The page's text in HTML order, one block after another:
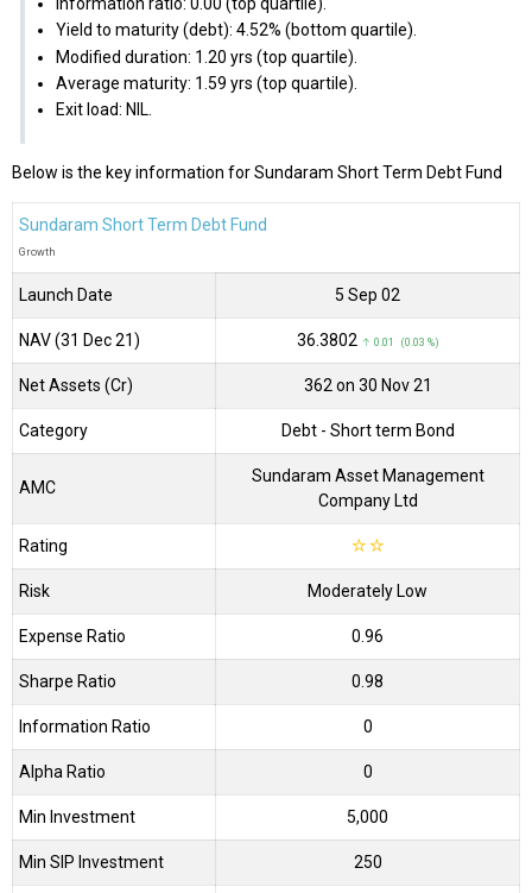
Yield to maturity (debt): 4.52% (bottom quartile).
Modified duration: 1.20 yrs (top quartile).
Average maturity: 1.59 yrs (top quartile).
Exit load: NIL.
Below is the key information for Sundaram Short Term Debt Fund
Sundaram Short Term Debt Fund
Growth
Launch Date 5 Sep 02
NAV (31 Dec 21) ₹36.3802 ↑ 0.01 (0.03 %)
Net Assets (Cr) ₹362 on 30 Nov 21
Category Debt - Short term Bond
AMC
Sundaram Asset Management
Company Ltd
Rating ☆☆
Risk Moderately Low
Expense Ratio 0.96
Sharpe Ratio 0.98
Information Ratio 0
Alpha Ratio 0
Min Investment 5,000
Min SIP Investment 250